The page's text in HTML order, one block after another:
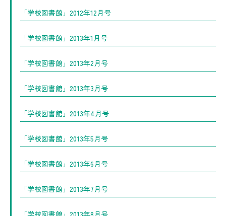
「学校図書館」2012年12月号
「学校図書館」2013年1月号
「学校図書館」2013年2月号
「学校図書館」2013年3月号
「学校図書館」2013年4月号
「学校図書館」2013年5月号
「学校図書館」2013年6月号
「学校図書館」2013年7月号
「学校図書館」2013年8月号